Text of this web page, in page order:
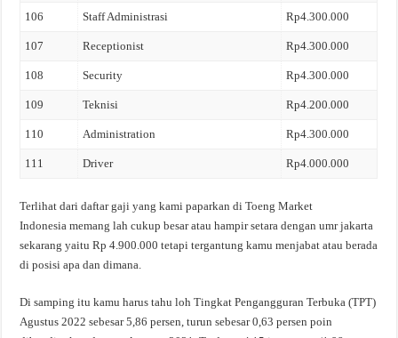
106 Staff Administrasi Rp4.300.000
107 Receptionist Rp4.300.000
108 Security Rp4.300.000
109 Teknisi Rp4.200.000
110 Administration Rp4.300.000
111 Driver Rp4.000.000
Terlihat dari daftar gaji yang kami paparkan di Toeng Market
Indonesia memang lah cukup besar atau hampir setara dengan umr jakarta
sekarang yaitu Rp 4.900.000 tetapi tergantung kamu menjabat atau berada
di posisi apa dan dimana.
Di samping itu kamu harus tahu loh Tingkat Pengangguran Terbuka (TPT)
Agustus 2022 sebesar 5,86 persen, turun sebesar 0,63 persen poin